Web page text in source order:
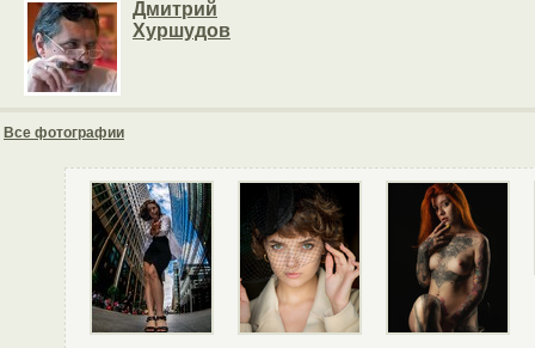
Дмитрий
Хуршудов
Все фотографии